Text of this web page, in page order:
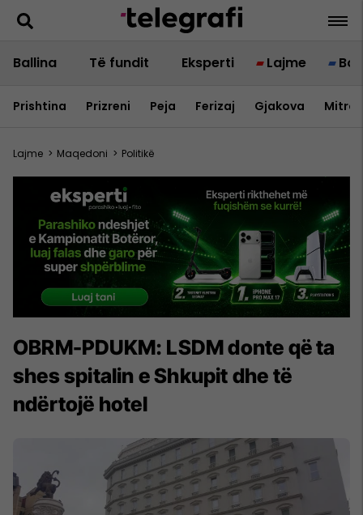
Ballina Të fundit Eksperti Lajme
Prishtina Prizreni Peja Ferizaj Gjakova
Lajme > Maqedoni > Politikë
OBRM-PDUKM: LSDM donte që ta
shes spitalin e Shkupit dhe të
ndërtojë hotel